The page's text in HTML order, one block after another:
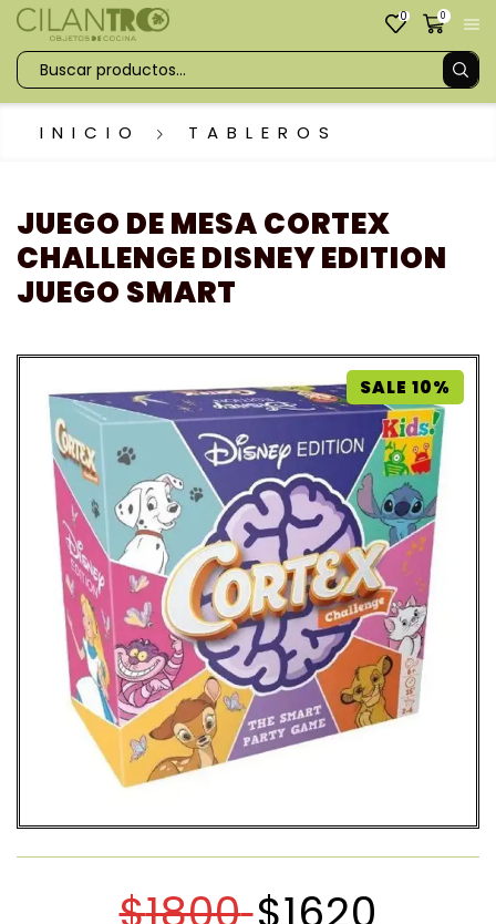
0 0
INICIO TABLEROS
JUEGO DE MESA CORTEX
CHALLENGE DISNEY EDITION
JUEGO SMART
SALE 10%